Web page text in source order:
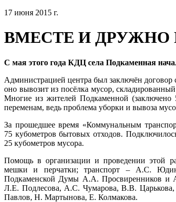
17 июня 2015 г.
ВМЕСТЕ И ДРУЖНО
С мая этого года КДЦ села Подкаменная
Администрацией центра был заключён
оно вывозит из посёлка мусор,
Многие из жителей Подкаменной
переменам, ведь проблема уборки и вывоза
За прошедшее время «Коммунальным
75 кубометров бытовых отходов.
25 кубометров мусора.
Помощь в организации и проведении этой
мешки и перчатки; транспорт – А.С.
Подкаменской Думы А.А. Просвиренников
Л.Е. Подлесова, А.С. Чумарова, В.В.
Павлов, Н. Мартынова, Е. Колмакова.